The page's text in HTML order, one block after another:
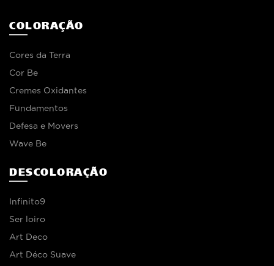
COLORAÇÃO
Cores da Terra
Cor Be
Cremes Oxidantes
Fundamentos
Defesa e Movers
Wave Be
DESCOLORAÇÃO
Infinito9
Ser loiro
Art Deco
Art Déco Suave